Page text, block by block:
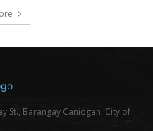
St., Barangay Caniogan, City of